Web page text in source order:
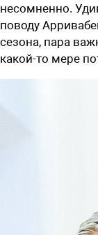
несомненно.
поводу
сезона, пара
какой-то мере